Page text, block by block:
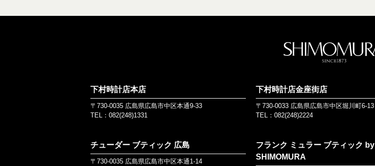
下村時計店本店
〒730-0035 広島県広島市中区本通9-33
TEL： 082(248)1331
下村時計店金座街店
〒730-0033 広島県広島市中区堀川町6-13
TEL： 082(248)2224
チューダー ブティック 広島
〒730-0035 広島県広島市中区本通1-14
フランク ミュラー ブティック by
SHIMOMURA